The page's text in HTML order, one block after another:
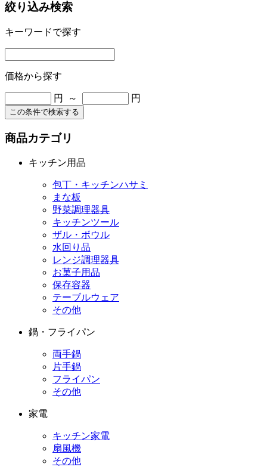
絞り込み検索
キーワードで探す
価格から探す
円 ～ 円
この条件で検索する
商品カテゴリ
キッチン用品
包丁・キッチンハサミ
まな板
野菜調理器具
キッチンツール
ザル・ボウル
水回り品
レンジ調理器具
お菓子用品
保存容器
テーブルウェア
その他
鍋・フライパン
両手鍋
片手鍋
フライパン
その他
家電
キッチン家電
扇風機
その他